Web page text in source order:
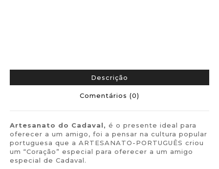
Descrição
Comentários (0)
Artesanato do Cadaval, é o presente ideal para
oferecer a um amigo, foi a pensar na cultura popular
portuguesa que a ARTESANATO-PORTUGUÊS criou
um “Coração” especial para oferecer a um amigo
especial de Cadaval.